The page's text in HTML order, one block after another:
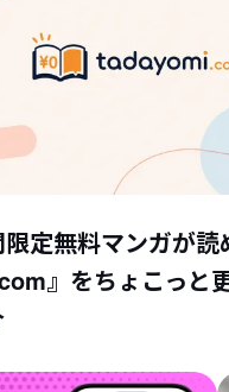
定無料マンガが読
』をちょこっと